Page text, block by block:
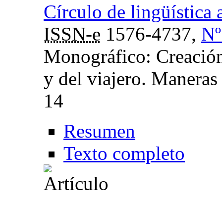
Círculo de lingüística
ISSN-e 1576-4737,
Monográfico:
y del viajero.
14
Resumen
Texto completo